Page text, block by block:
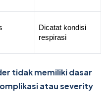
Dicatat kondisi
respirasi
tidak memiliki dasar
atau severity